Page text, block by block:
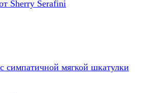
Sherry Serafini
симпатичной мягкой шкатулки